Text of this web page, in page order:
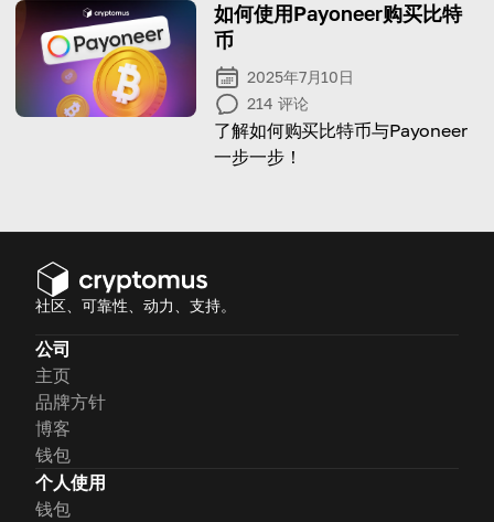
如何使用Payoneer购买比特
币
2025年7月10日
214 评论
了解如何购买比特币与Payoneer
一步一步！
社区、可靠性、动力、支持。
公司
主页
品牌方针
博客
钱包
个人使用
钱包